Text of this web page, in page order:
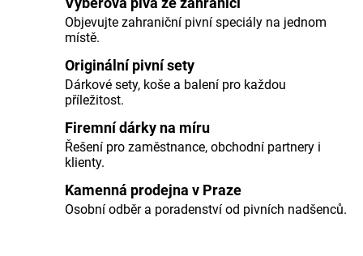
Objevujte zahraniční pivní speciály na jednom
místě.
Originální pivní sety
Dárkové sety, koše a balení pro každou
příležitost.
Firemní dárky na míru
Řešení pro zaměstnance, obchodní partnery i
klienty.
Kamenná prodejna v Praze
Osobní odběr a poradenství od pivních nadšenců.